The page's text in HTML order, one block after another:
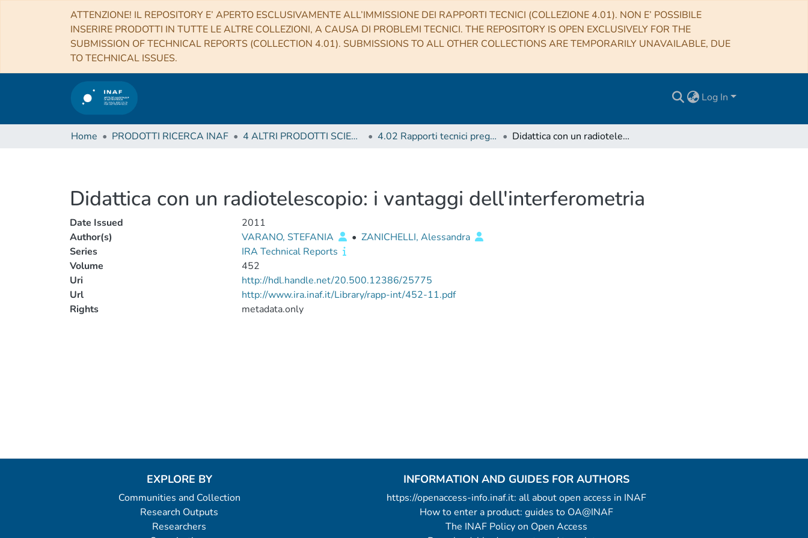
ATTENZIONE! IL REPOSITORY E’ APERTO ESCLUSIVAMENTE ALL’IMMISSIONE DEI RAPPORTI TECNICI (COLLEZIONE 4.01). NON E’ POSSIBILE
INSERIRE PRODOTTI IN TUTTE LE ALTRE COLLEZIONI, A CAUSA DI PROBLEMI TECNICI. THE REPOSITORY IS OPEN EXCLUSIVELY FOR THE
SUBMISSION OF TECHNICAL REPORTS (COLLECTION 4.01). SUBMISSIONS TO ALL OTHER COLLECTIONS ARE TEMPORARILY UNAVAILABLE, DUE
TO TECHNICAL ISSUES.
Log In
Home PRODOTTI RICERCA INAF 4 ALTRI PRODOTTI SCIENTIFICI (Other scientific products) 4.02 Rapporti tecnici pregressi Didattica con un radiotelescopio: i vantaggi dell'interferometria
Didattica con un radiotelescopio: i vantaggi dell'interferometria
Date Issued
2011
Author(s)
VARANO, STEFANIA • ZANICHELLI, Alessandra
Series
IRA Technical Reports
Volume
452
Uri
http://hdl.handle.net/20.500.12386/25775
Url
http://www.ira.inaf.it/Library/rapp-int/452-11.pdf
Rights
metadata.only
EXPLORE BY
Communities and Collection
Research Outputs
Researchers
INFORMATION AND GUIDES FOR AUTHORS
https://openaccess-info.inaf.it: all about open access in INAF
How to enter a product: guides to OA@INAF
The INAF Policy on Open Access